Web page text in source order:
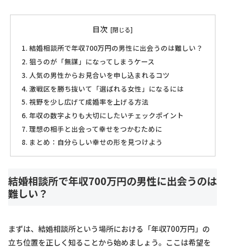
目次
結婚相談所で年収700万円の男性に出会うのは難しい？
狙うのが「無謀」になってしまうケース
人気の男性からお見合いを申し込まれるコツ
激戦区を勝ち抜いて「選ばれる女性」になるには
視野を少し広げて成婚率を上げる方法
年収の数字よりも大切にしたいチェックポイント
理想の相手と出会って幸せをつかむために
まとめ：自分らしい幸せの形を見つけよう
結婚相談所で年収700万円の男性に出会うのは
難しい？
まずは、結婚相談所という場所における「年収700万円」の
立ち位置を正しく知ることから始めましょう。ここは希望を